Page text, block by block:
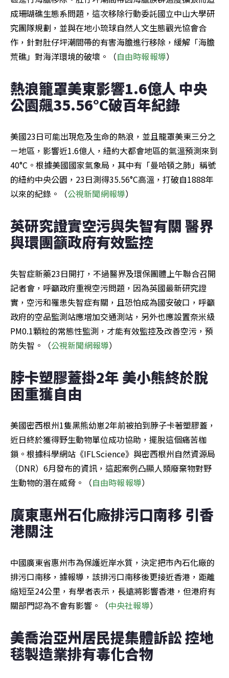
成珊瑚礁生態系問題，這次移除行動委託國立中山大學研
究團隊規劃，並與在地小琉球自然人文生態觀光協會合
作，針對肚仔坪潮間帶的有害海膽進行移除，緩解「海膽
荒礁」對海洋環境的破壞。（自由時報報導）
熱浪籠罩美東影響1.6億人 中央
公園飆35.56°C破百年紀錄
美國23日可能出現危及生命的熱浪，並且籠罩美東三分之
ㄧ地區，影響近1.6億人，紐約大都會地區的氣溫預測來到
40°C。根據美國國家氣象局，其中有「曼哈頓之肺」稱號
的紐約中央公園，23日測得35.56°C高溫，打破自1888年
以來的紀錄。（公視新聞網報導）
英研究證實空污與失智有關 醫界
與環團籲政府有效監控
失智症新藥23日開打，不過醫界及環保團體上午聯合召開
記者會，呼籲政府重視空污問題，因為英國最新研究證
實，空污和罹患失智症有關，且恐怕成為國安破口，呼籲
政府的空品監測站應增加交通測站，另外也應設置奈米級
PM0.1顆粒的常態性監測，才能有效監控及改善空污，預
防失智。（公視新聞網報導）
脖卡塑膠蓋掛2年 美小熊終於脫
困重獲自由
美國密西根州1隻黑熊幼崽2年前被拍到脖子卡著塑膠蓋，
近日終於獲得野生動物單位成功協助，擺脫這個痛苦枷
鎖。根據科學網站《IFLScience》與密西根州自然資源局
（DNR）6月發布的資訊，這起案例凸顯人類廢棄物對野
生動物的潛在威脅。（自由時報報導）
廣東惠州石化廠排污口南移 引香
港關注
中國廣東省惠州市為保護近岸水質，決定把市內石化廠的
排污口南移，據報導，該排污口南移後更接近香港，距離
縮短至24公里，有學者表示，長遠將影響香港，但港府有
關部門認為不會有影響。（中央社報導）
美喬治亞州居民提集體訴訟 控地
毯製造業排有毒化合物